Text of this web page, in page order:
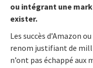
ou intégrant une
exister.
Les succès d’Amazon
renom justifiant de
n’ont pas échappé aux